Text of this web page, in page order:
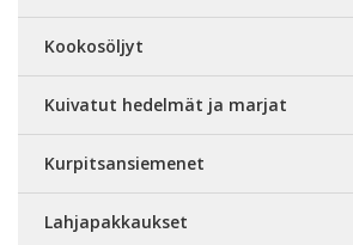
Kookosöljyt
Kuivatut hedelmät ja marjat
Kurpitsansiemenet
Lahjapakkaukset